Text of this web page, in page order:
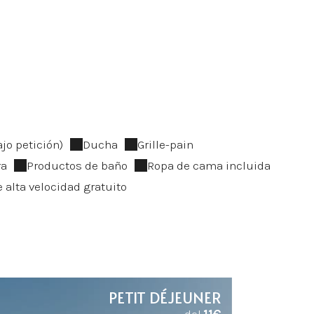
petición) Ducha
Grille-pain
Productos de baño
Ropa de cama incluida
alta velocidad gratuito
PETIT DÉJEUNER